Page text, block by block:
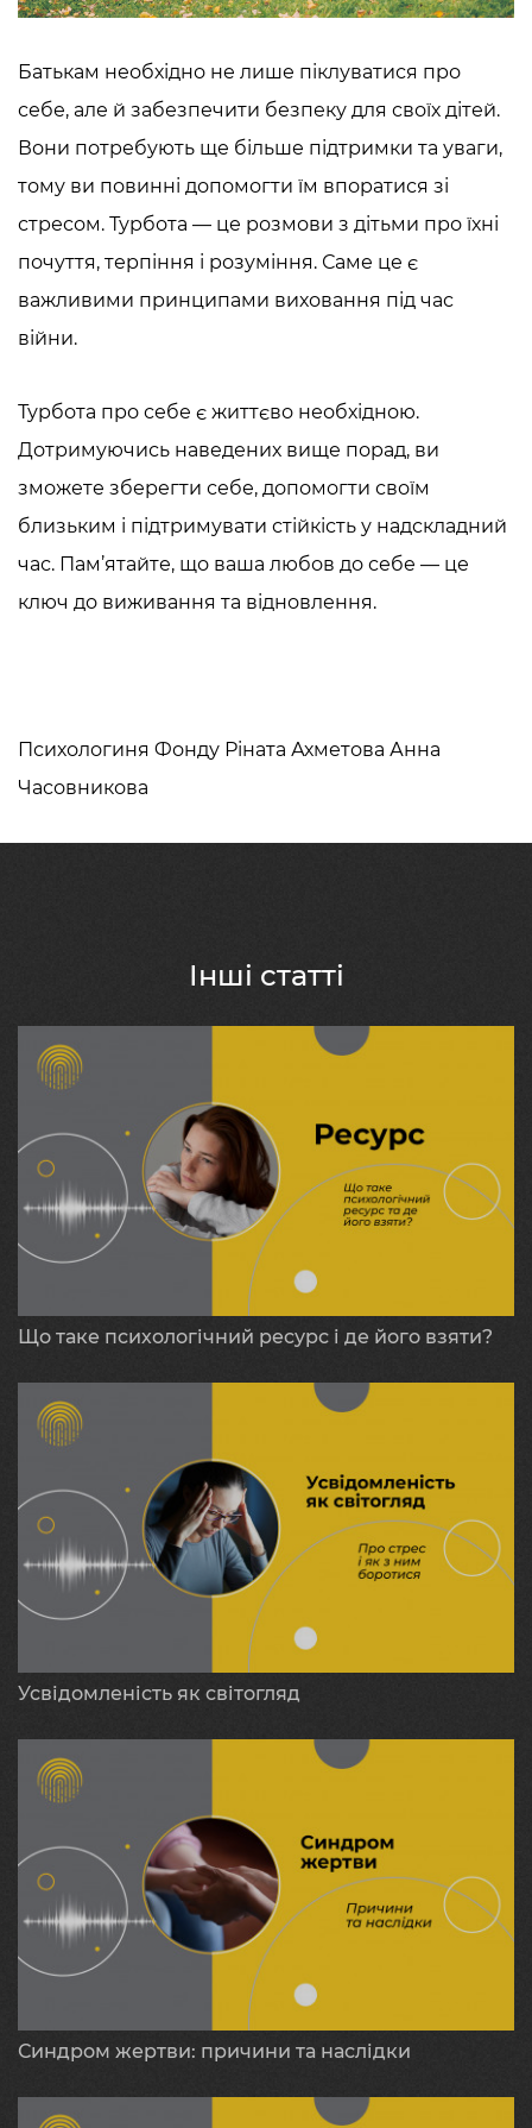
Батькам необхідно не лише піклуватися про
себе, але й забезпечити безпеку для своїх дітей.
Вони потребують ще більше підтримки та уваги,
тому ви повинні допомогти їм впоратися зі
стресом. Турбота — це розмови з дітьми про їхні
почуття, терпіння і розуміння. Саме це є
важливими принципами виховання під час
війни.
Турбота про себе є життєво необхідною.
Дотримуючись наведених вище порад, ви
зможете зберегти себе, допомогти своїм
близьким і підтримувати стійкість у надскладний
час. Пам’ятайте, що ваша любов до себе — це
ключ до виживання та відновлення.
Психологиня Фонду Ріната Ахметова Анна
Часовникова
Інші статті
Що таке психологічний ресурс і де його взяти?
Усвідомленість як світогляд
Синдром жертви: причини та наслідки